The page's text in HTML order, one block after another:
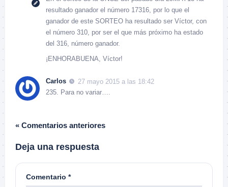
resultado ganador el número 17316, por lo que el
ganador de este SORTEO ha resultado ser Víctor, con
el número 310, por ser el que más próximo ha estado
del 316, número ganador.
¡ENHORABUENA, Víctor!
Carlos
27 mayo 2015 a las 18:42
235. Para no variar….
« Comentarios anteriores
Deja una respuesta
Comentario *